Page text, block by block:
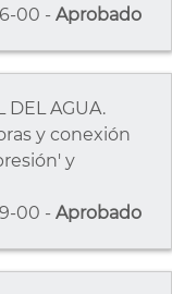
00 - Aprobado
DEL AGUA.
y conexión
y
00 - Aprobado